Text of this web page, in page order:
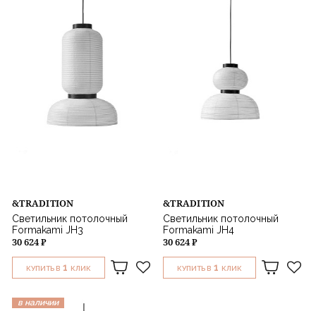
&TRADITION
Светильник потолочный
Formakami JH3
30 624 ₽
КУПИТЬ В 1 КЛИК
&TRADITION
Светильник потолочный
Formakami JH4
30 624 ₽
КУПИТЬ В 1 КЛИК
в наличии